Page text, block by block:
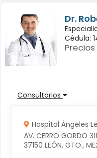
Dr.
Cédula:
Consultorios
Hospital Ángeles
AV. CERRO GORDO
37150 LEÓN, GTO.,